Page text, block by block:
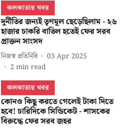
কলকাতার খবর
দুর্নীতির জন্যই তৃণমূল ছেড়েছিলাম - ২৬
হাজার চাকরি বাতিল হতেই ফের সরব
প্রাক্তন সাংসদ
নিজস্ব প্রতিনিধি
03 Apr 2025
2 min read
কলকাতার খবর
কোনও কিছু করতে গেলেই টাকা দিতে
হবে! চারিদিকে সিন্ডিকেট - শাসকের
বিরুদ্ধে ফের সরব জহর